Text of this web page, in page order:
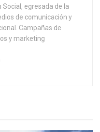
Social, egresada de la
de comunicación y
Campañas de
y marketing